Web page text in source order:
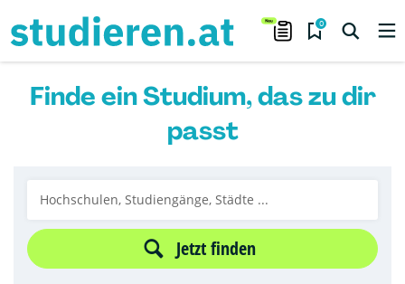
0
Finde ein Studium, das zu dir
passt
Jetzt finden